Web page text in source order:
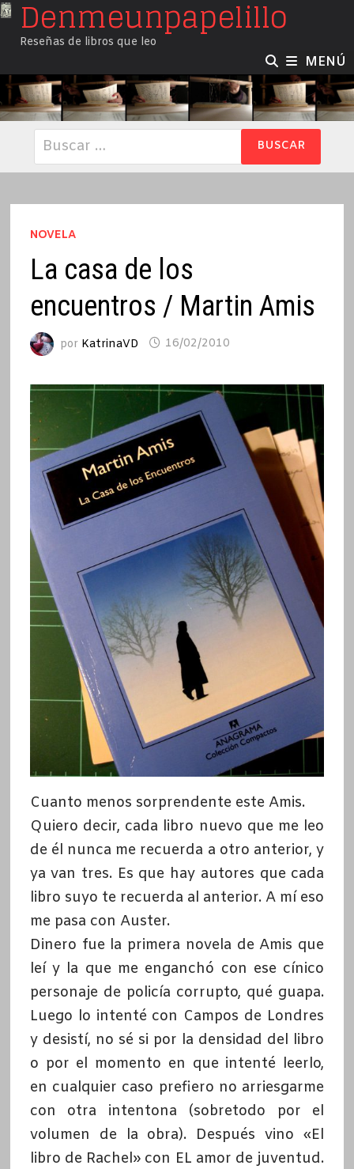
SaltarDenmeunpapelillo
Reseñas de libros que leo
MENÚ
Buscar:
NOVELA
La casa de los
encuentros / Martin Amis
por KatrinaVD 16/02/2010
Cuanto menos sorprendente este Amis.
Quiero decir, cada libro nuevo que me leo
de él nunca me recuerda a otro anterior, y
ya van tres. Es que hay autores que cada
libro suyo te recuerda al anterior. A mí eso
me pasa con Auster.
Dinero fue la primera novela de Amis que
leí y la que me enganchó con ese cínico
personaje de policía corrupto, qué guapa.
Luego lo intenté con Campos de Londres
y desistí, no sé si por la densidad del libro
o por el momento en que intenté leerlo,
en cualquier caso prefiero no arriesgarme
con otra intentona (sobretodo por el
volumen de la obra). Después vino «El
libro de Rachel» con EL amor de juventud.